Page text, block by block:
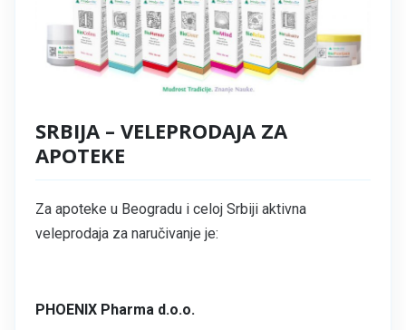
SRBIJA – VELEPRODAJA ZA
APOTEKE
Za apoteke u Beogradu i celoj Srbiji aktivna
veleprodaja za naručivanje je:
PHOENIX Pharma d.o.o.